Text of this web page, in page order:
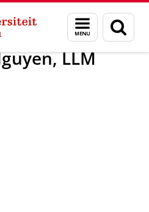
Menu
en
zoeken
(Cuc) Nguyen, LLM
LLM